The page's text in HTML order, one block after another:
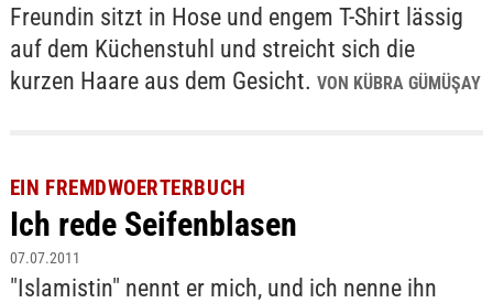
Freundin sitzt in Hose und engem T-Shirt lässig
auf dem Küchenstuhl und streicht sich die
kurzen Haare aus dem Gesicht. VON KÜBRA GÜMÜŞAY
EIN FREMDWOERTERBUCH
Ich rede Seifenblasen
07.07.2011
"Islamistin" nennt er mich, und ich nenne ihn